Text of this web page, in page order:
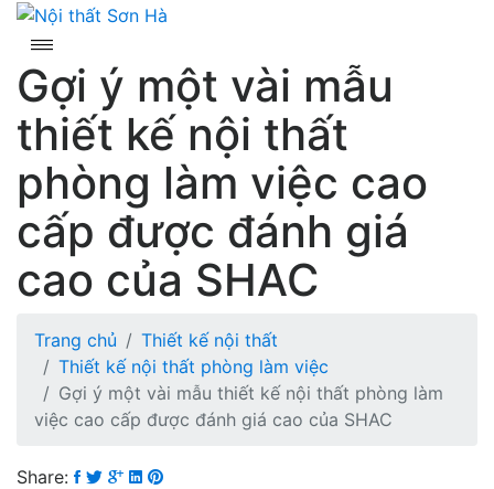
Skip
content
Gợi ý một vài mẫu
thiết kế nội thất
phòng làm việc cao
cấp được đánh giá
cao của SHAC
Trang chủ
Thiết kế nội thất
Thiết kế nội thất phòng làm việc
Gợi ý một vài mẫu thiết kế nội thất phòng làm
việc cao cấp được đánh giá cao của SHAC
Share: